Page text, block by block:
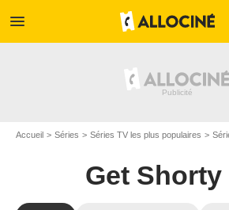
menu
Accueil Séries Séries TV les plus populaires
Get Shorty